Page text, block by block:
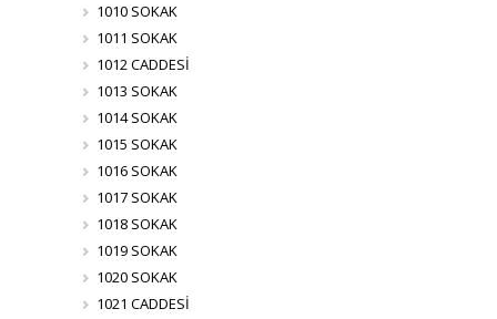
1010 SOKAK
1011 SOKAK
1012 CADDESİ
1013 SOKAK
1014 SOKAK
1015 SOKAK
1016 SOKAK
1017 SOKAK
1018 SOKAK
1019 SOKAK
1020 SOKAK
1021 CADDESİ